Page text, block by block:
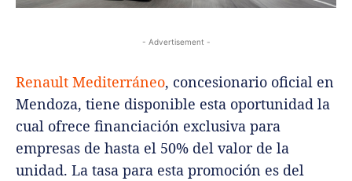
- Advertisement -
Renault Mediterráneo, concesionario oficial en
Mendoza, tiene disponible esta oportunidad la
cual ofrece financiación exclusiva para
empresas de hasta el 50% del valor de la
unidad. La tasa para esta promoción es del